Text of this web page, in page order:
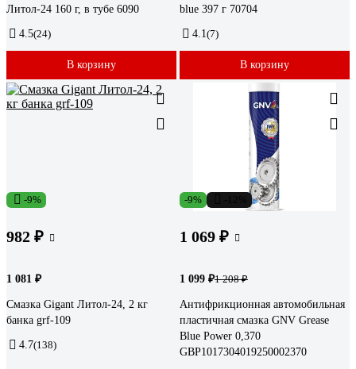
Литол-24 160 г, в тубе 6090
4.5(24)
В корзину
blue 397 г 70704
4.1 (7)
В корзину
-9%
982 ₽
1 081 ₽
Cмазка Gigant Литол-24, 2 кг
банка grf-109
4.7(138)
-9%
1 069 ₽
1 099 ₽1 208 ₽
Антифрикционная автомобильная
пластичная смазка GNV Grease
Blue Power 0,370
GBP1017304019250002370